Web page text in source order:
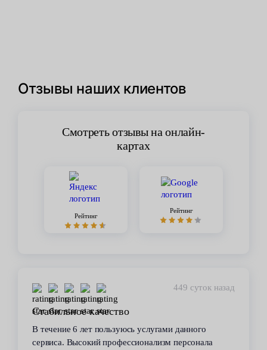
Отзывы наших клиентов
Смотреть отзывы на онлайн-
картах
Рейтинг
Рейтинг
449 суток назад
Стабильное качество
В течение 6 лет пользуюсь услугами данного
сервиса. Высокий профессионализм персонала